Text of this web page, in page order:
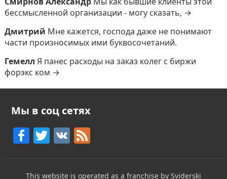
бессмысленной организации - могу сказать, →
Дмитрий Мне кажется, господа даже не понимают
части произносимых ими буквосочетаний.
Гемелл Я панес расходы на заказ колег с биржи
форэкс ком →
Мы в соц сетях
F
c
T
itt
V F
e
This website is operated as a franchise by Sviderski